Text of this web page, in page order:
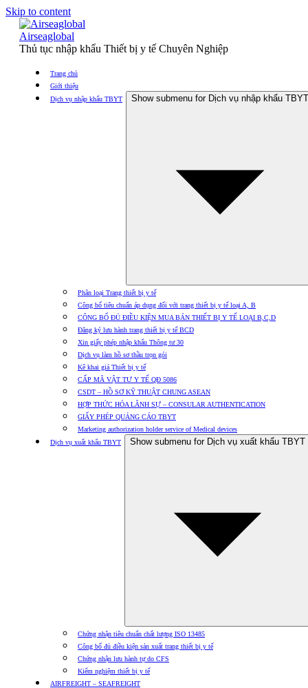
Skip to content
Airseaglobal
Thủ tục nhập khẩu Thiết bị y tế Chuyên Nghiệp
Trang chủ
Giới thiệu
Dịch vụ nhập khẩu TBYT
Show submenu for Dịch vụ nhập khẩu TBYT
Phân loại Trang thiết bị y tế
Công bố tiêu chuẩn áp dụng đối với trang thiết bị y tế loại A, B
CÔNG BỐ ĐỦ ĐIỀU KIỆN MUA BÁN THIẾT BỊ Y TẾ LOẠI B,C,D
Đăng ký lưu hành trang thiết bị y tế BCD
Xin giấy phép nhập khẩu Thông tư 30
Dịch vụ làm hồ sơ thầu trọn gói
Kê khai giá Thiết bị y tế
CẤP MÃ VẬT TƯ Y TẾ QĐ 5086
CSDT – HỒ SƠ KỸ THUẬT CHUNG ASEAN
HỢP THỨC HÓA LÃNH SỰ – CONSULAR AUTHENTICATION
GIẤY PHÉP QUẢNG CÁO TBYT
Marketing authorization holder service of Medical devices
Dịch vụ xuất khẩu TBYT
Show submenu for Dịch vụ xuất khẩu TBYT
Chứng nhận tiêu chuẩn chất lượng ISO 13485
Công bố đủ điều kiện sản xuất trang thiết bị y tế
Chứng nhận lưu hành tự do CFS
Kiểm nghiệm thiết bị y tế
AIRFREIGHT – SEAFREIGHT